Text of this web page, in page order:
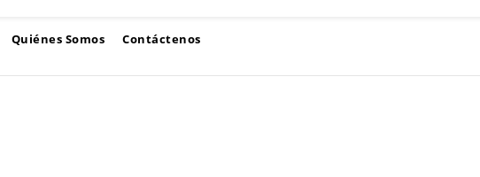
Quiénes Somos Contáctenos